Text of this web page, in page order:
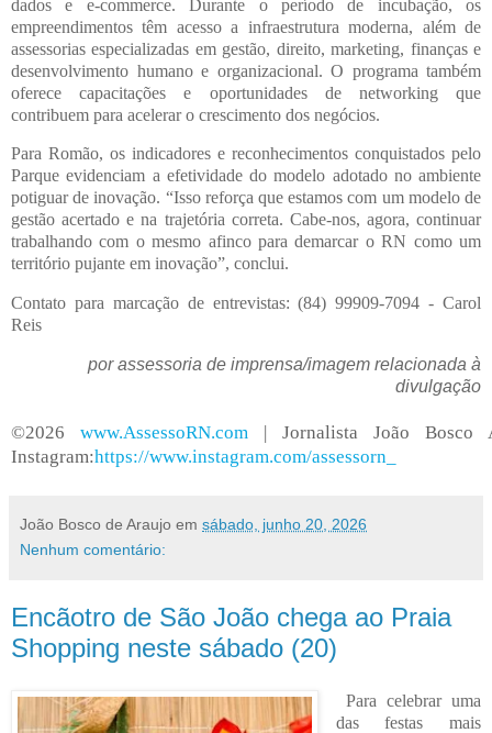
dados e e-commerce. Durante o período de incubação, os
empreendimentos têm acesso a infraestrutura moderna, além de
assessorias especializadas em gestão, direito, marketing, finanças e
desenvolvimento humano e organizacional. O programa também
oferece capacitações e oportunidades de networking que
contribuem para acelerar o crescimento dos negócios.
Para Romão, os indicadores e reconhecimentos conquistados pelo
Parque evidenciam a efetividade do modelo adotado no ambiente
potiguar de inovação. “Isso reforça que estamos com um modelo de
gestão acertado e na trajetória correta. Cabe-nos, agora, continuar
trabalhando com o mesmo afinco para demarcar o RN como um
território pujante em inovação”, conclui.
Contato para marcação de entrevistas: (84) 99909-7094 - Carol
Reis
por assessoria de imprensa/imagem relacionada à
divulgação
©2026 www.AssessoRN.com | Jornalista João
Instagram:https://www.instagram.com/assessorn_
João Bosco de Araujo em sábado, junho 20, 2026
Nenhum comentário:
Encãotro de São João chega ao Praia
Shopping neste sábado (20)
Para celebrar uma
das festas mais